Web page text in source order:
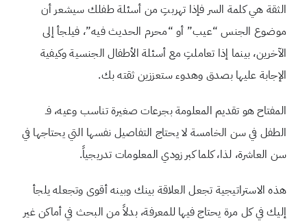
الثقة هي كلمة السر فإذا تهربتِ من أسئلة طفلك سيشعر أن
موضوع الجنس “عيب” أو “محرم الحديث فيه”، فيلجأ إلى
الآخرين، بينما إذا تعاملتِ مع أسئلة الأطفال الجنسية وكيفية
الإجابة عليها بصدق وهدوء ستعززين ثقته بك.
المفتاح هو تقديم المعلومة بجرعات صغيرة تناسب وعيه، فـ
الطفل في سن الخامسة لا يحتاج التفاصيل نفسها التي يحتاجها في
سن العاشرة، لذا، كلما كبر زودي المعلومات تدريجياً.
هذه الاستراتيجية تجعل العلاقة بينك وبينه أقوى وتجعله يلجأ
إليك في كل مرة يحتاج فيها للمعرفة، بدلاً من البحث في أماكن غير